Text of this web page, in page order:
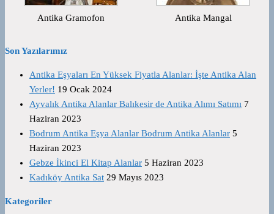
Antika Gramofon Antika Mangal
Son Yazılarımız
Antika Eşyaları En Yüksek Fiyatla Alanlar: İşte Antika Alan
Yerler! 19 Ocak 2024
Ayvalık Antika Alanlar Balıkesir de Antika Alımı Satımı 7
Haziran 2023
Bodrum Antika Eşya Alanlar Bodrum Antika Alanlar 5
Haziran 2023
Gebze İkinci El Kitap Alanlar 5 Haziran 2023
Kadıköy Antika Sat 29 Mayıs 2023
Kategoriler